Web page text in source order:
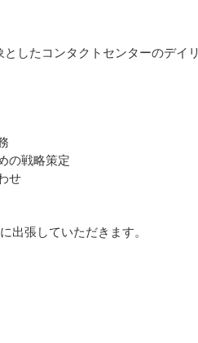
したコンタクトセンターのデイ
の戦略策定
せ
出張していただきます。